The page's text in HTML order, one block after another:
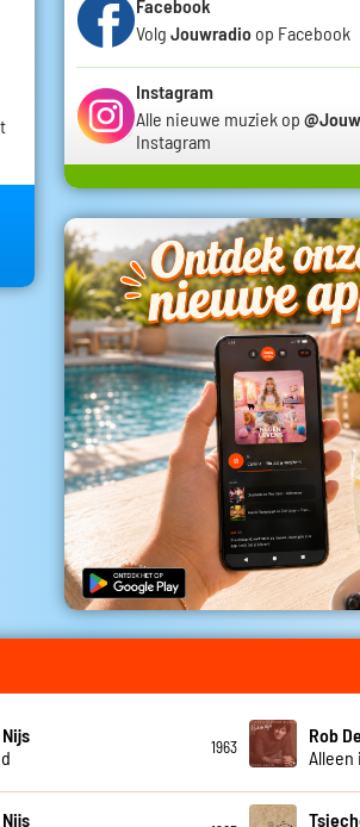
Facebook
Volg Jouwradio op Facebook
Instagram
Alle nieuwe muziek op
Instagram
1963
Rob
Alleen